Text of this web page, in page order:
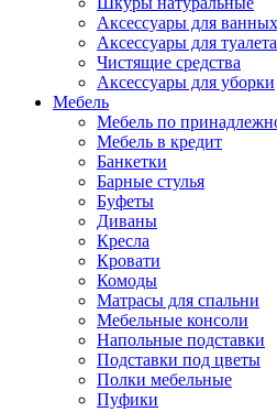
Аксессуары для
Аксессуары для туалета
Чистящие средства
Аксессуары для уборки
Мебель
Мебель по
Мебель в кредит
Банкетки
Барные стулья
Буфеты
Диваны
Кресла
Кровати
Комоды
Матрасы для спальни
Мебельные консоли
Напольные подставки
Подставки под цветы
Полки мебельные
Пуфики